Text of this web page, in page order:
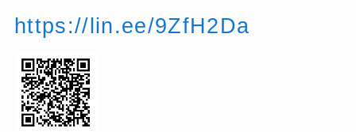
https://lin.ee/9ZfH2Da